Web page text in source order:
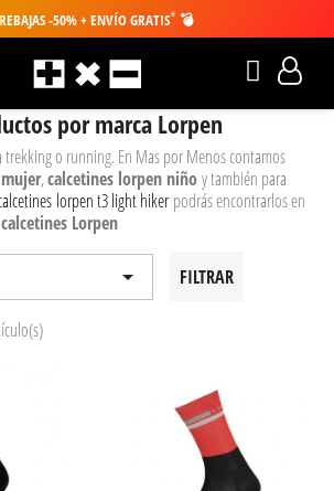
REBAJAS -50% + ENVÍO GRATIS* 💣
por marca Lorpen
trekking o running. En Mas por Menos contamos
,calcetines lorpen niñoy también para
lorpen t3 light hiker podrás encontrarlos en
calcetines Lorpen
 FILTRAR